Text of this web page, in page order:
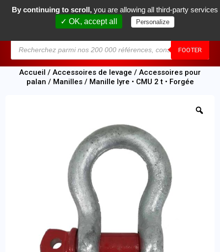
FOOTER
0
Accueil / Accessoires de levage / Accessoires pour
palan / Manilles/ Manille lyre • CMU 2 t • Forgée
By continuing to scroll, you are allowing all third-party services
✓ OK, accept all
Personalize